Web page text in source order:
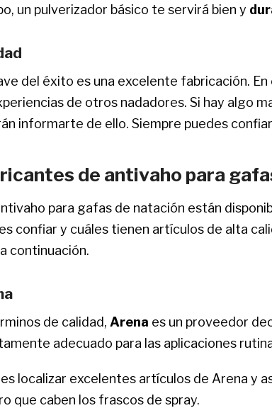
un pulverizador básico te servirá bien y
del éxito es una excelente fabricación.
de otros nadadores. Si hay algo
informarte de ello. Siempre puedes
de antivaho para
para gafas de natación están
confiar y cuáles tienen artículos de alta
continuación.
de calidad, Arena es un proveedor
adecuado para las aplicaciones
localizar excelentes artículos de Arena y
que caben los frascos de spray.